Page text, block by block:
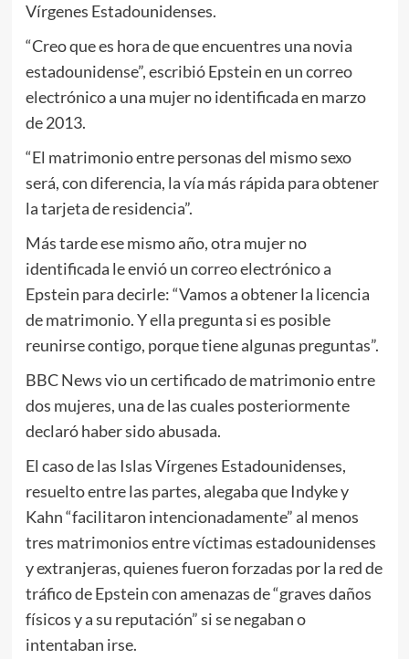
Vírgenes Estadounidenses.
“Creo que es hora de que encuentres una novia
estadounidense”, escribió Epstein en un correo
electrónico a una mujer no identificada en marzo
de 2013.
“El matrimonio entre personas del mismo sexo
será, con diferencia, la vía más rápida para obtener
la tarjeta de residencia”.
Más tarde ese mismo año, otra mujer no
identificada le envió un correo electrónico a
Epstein para decirle: “Vamos a obtener la licencia
de matrimonio. Y ella pregunta si es posible
reunirse contigo, porque tiene algunas preguntas”.
BBC News vio un certificado de matrimonio entre
dos mujeres, una de las cuales posteriormente
declaró haber sido abusada.
El caso de las Islas Vírgenes Estadounidenses,
resuelto entre las partes, alegaba que Indyke y
Kahn “facilitaron intencionadamente” al menos
tres matrimonios entre víctimas estadounidenses
y extranjeras, quienes fueron forzadas por la red de
tráfico de Epstein con amenazas de “graves daños
físicos y a su reputación” si se negaban o
intentaban irse.